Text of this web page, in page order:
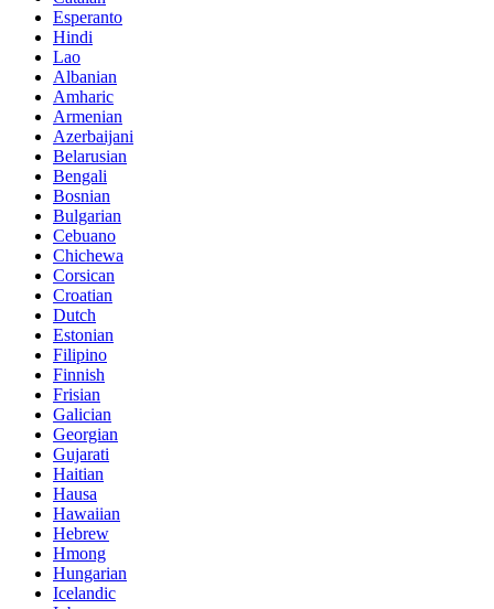
Esperanto
Hindi
Lao
Albanian
Amharic
Armenian
Azerbaijani
Belarusian
Bengali
Bosnian
Bulgarian
Cebuano
Chichewa
Corsican
Croatian
Dutch
Estonian
Filipino
Finnish
Frisian
Galician
Georgian
Gujarati
Haitian
Hausa
Hawaiian
Hebrew
Hmong
Hungarian
Icelandic